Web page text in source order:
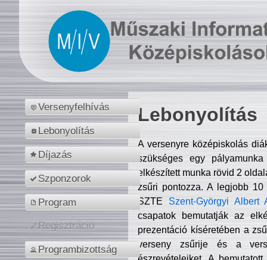
Versenyfelhívás
Lebonyolítás
Díjazás
Szponzorok
Program
Regisztráció
Programbizottság
Lebonyolítás
A versenyre középiskolás
szükséges egy
elkészített munka rövid 2
zsűri pontozza. A legjobb
SZTE Szent-Györgyi Albert
csapatok bemutatják az
prezentáció kíséretében a
verseny zsűrije és a